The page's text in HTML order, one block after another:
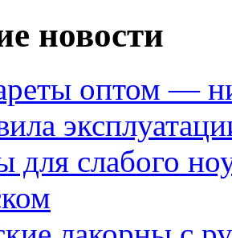
новости
оптом —
для слабого